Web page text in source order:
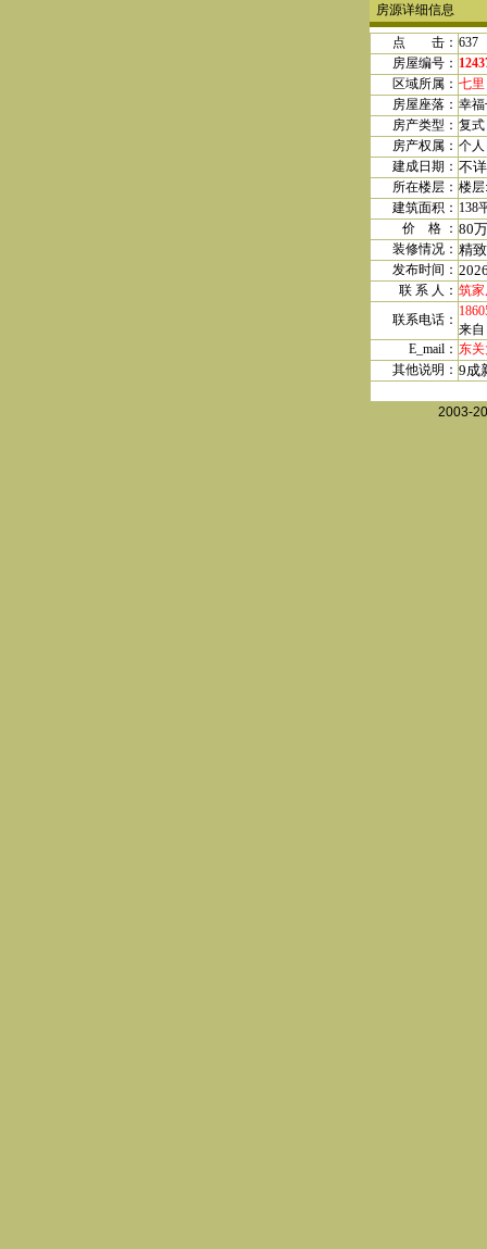
房源详细信息
点 击： 637
房屋编号：
区域所属： 七里
房屋座落： 幸
房产类型： 复式
房产权属 ： 个人
建成日期 ： 不详
所在楼层： 楼层:
建筑面积： 138
价 格 ： 80
装修情况： 精
发布时间：
联 系 人： 筑
联系电话：
来
E_mail： 东关
其他说明： 9成
2003-